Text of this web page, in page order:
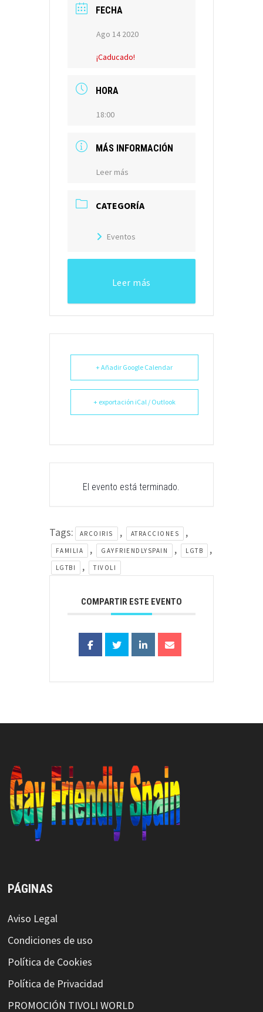
FECHA
Ago 14 2020
¡Caducado!
HORA
18:00
MÁS INFORMACIÓN
Leer más
CATEGORÍA
Eventos
Leer más
+ Añadir Google Calendar
+ exportación iCal / Outlook
El evento está terminado.
Tags: ARCOIRIS , ATRACCIONES ,
FAMILIA , GAYFRIENDLYSPAIN , LGTB ,
LGTBI , TIVOLI
COMPARTIR ESTE EVENTO
PÁGINAS
Aviso Legal
Condiciones de uso
Política de Cookies
Política de Privacidad
PROMOCIÓN TIVOLI WORLD